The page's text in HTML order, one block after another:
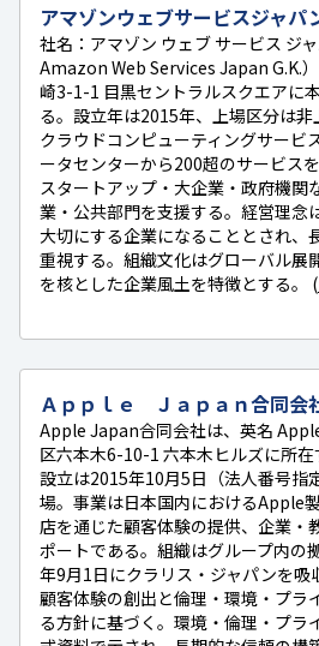
アマゾンウェブサービスジャパ
社名：アマゾン ウェブ サービス ジ
Amazon Web Services Japan G.K.
崎3-1-1 目黒セントラルスクエアに
る。設立年は2015年、上場区分は
クラウドコンピューティングサービ
ータセンターから200超のサービス
スタートアップ・大企業・政府機関
業・公共部門を支援する。経営理念
大切にする企業になることとされ、
重視する。組織文化はグローバル展
を核とした企業風土を特徴とする。 (
Ａｐｐｌｅ Ｊａｐａｎ合同会
Apple Japan合同会社は、英名
区六本木6-10-1 六本木ヒルズに所在
設立は2015年10月5日（法人番号指
場。事業は日本国内におけるApple
店を通じた顧客体験の提供、企業・
ポートである。組織はグループ内の
年9月1日にクラリス・ジャパンを吸
顧客体験の創出と倫理・環境・プラ
る方針に基づく。環境・倫理・プラ